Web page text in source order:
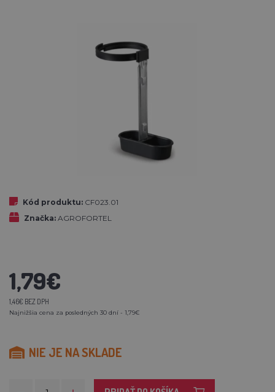
Kód produktu: CF023.01
Značka: AGROFORTEL
1,79€
1,46€ BEZ DPH
Najnižšia cena za posledných 30 dní - 1,79€
NIE JE NA SKLADE